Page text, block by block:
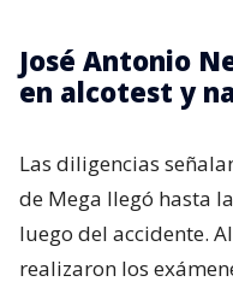
José Antonio
en alcotest y
Las diligencias
de Mega llegó hasta
luego del accidente.
realizaron los